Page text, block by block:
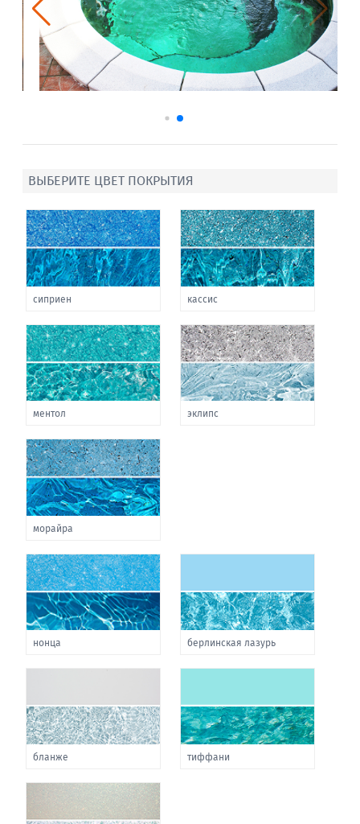
ВЫБЕРИТЕ ЦВЕТ ПОКРЫТИЯ
сиприен кассис
ментол эклипс
морайра
нонца берлинская лазурь
бланже тиффани